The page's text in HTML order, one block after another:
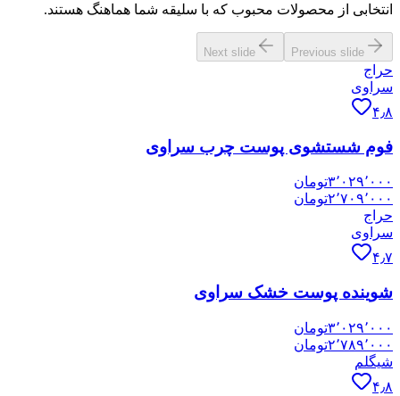
انتخابی از محصولات محبوب که با سلیقه شما هماهنگ هستند.
Previous slide
Next slide
حراج
سراوی
۴٫۸
فوم شستشوی پوست چرب سراوی
۳٬۰۲۹٬۰۰۰تومان
۲٬۷۰۹٬۰۰۰تومان
حراج
سراوی
۴٫۷
شوینده پوست خشک سراوی
۳٬۰۲۹٬۰۰۰تومان
۲٬۷۸۹٬۰۰۰تومان
شیگلم
۴٫۸